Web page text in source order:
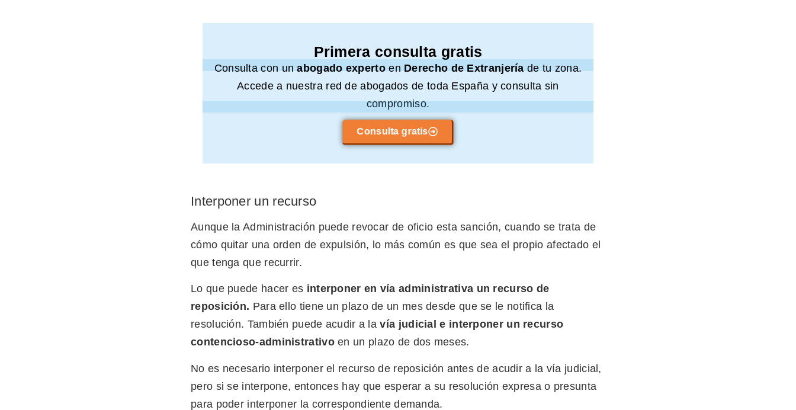
Primera consulta gratis
Consulta con unabogado expertoen Derecho de Extranjeríade tu zona.
Accede a nuestra red de abogados de toda España y consulta sin
compromiso.
Consulta gratis
Interponer un recurso
Aunque la Administración puede revocar de oficio esta sanción, cuando se trata de
cómo quitar una orden de expulsión, lo más común es que sea el propio afectado el
que tenga que recurrir.
Lo que puede hacer es interponer en vía administrativa un recurso de
reposición. Para ello tiene un plazo de un mes desde que se le notifica la
resolución. También puede acudir a lavía judicial e interponer un recurso
contencioso-administrativoen un plazo de dos meses.
No es necesario interponer el recurso de reposición antes de acudir a la vía judicial,
pero si se interpone, entonces hay que esperar a su resolución expresa o presunta
para poder interponer la correspondiente demanda.